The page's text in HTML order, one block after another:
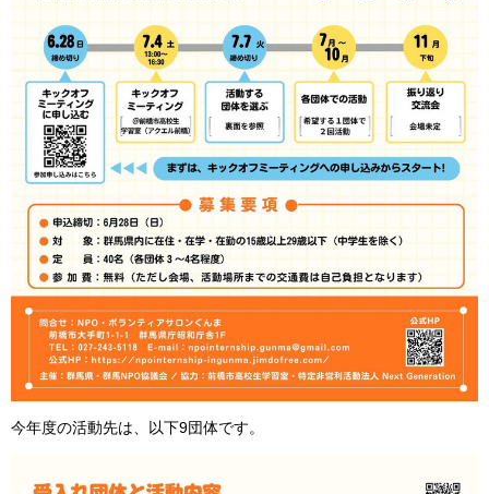
今年度の活動先は、以下9団体です。